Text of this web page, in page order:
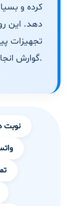
کرده و
دهد. این
تجهیزات
گوارش انجام می‌شود.
نوبت